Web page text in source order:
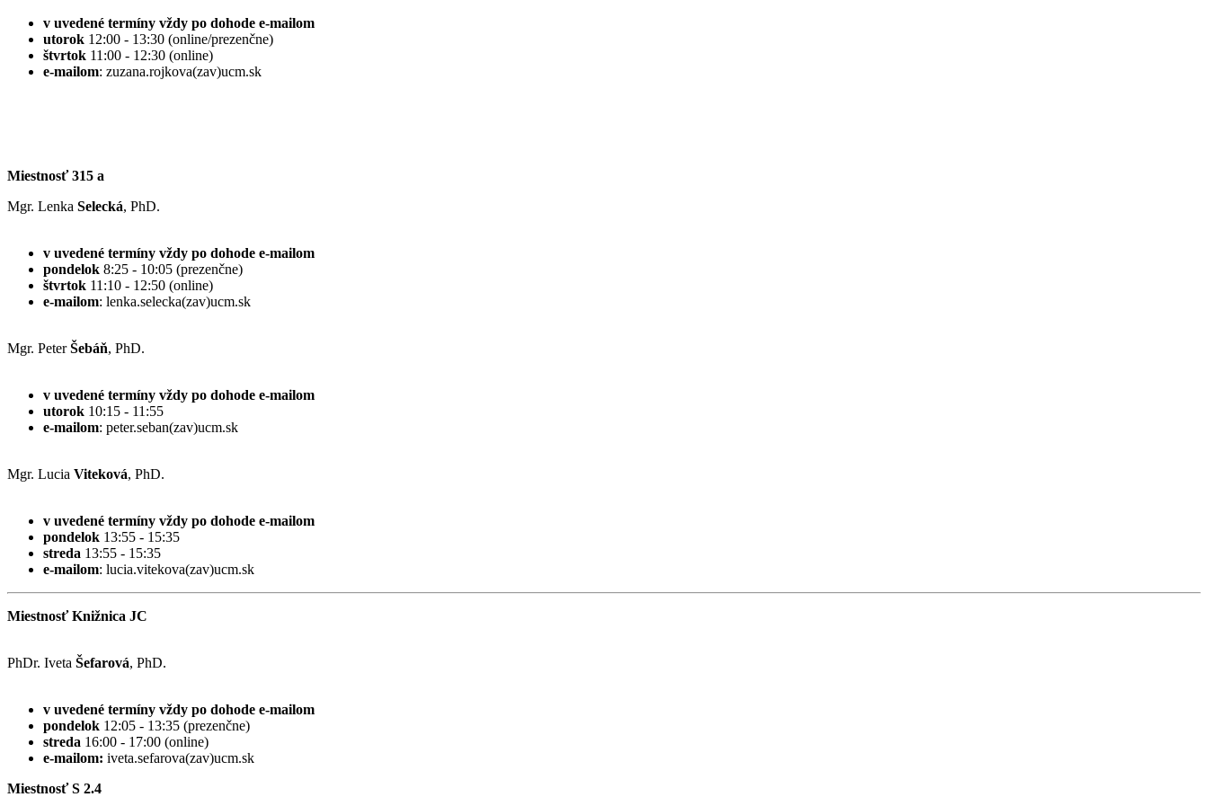
v uvedené termíny vždy po dohode e-mailom
utorok 12:00 - 13:30 (online/prezenčne)
štvrtok 11:00 - 12:30 (online)
e-mailom: zuzana.rojkova(zav)ucm.sk
Miestnosť 315 a
Mgr. Lenka Selecká, PhD.
v uvedené termíny vždy po dohode e-mailom
pondelok 8:25 - 10:05 (prezenčne)
štvrtok 11:10 - 12:50 (online)
e-mailom: lenka.selecka(zav)ucm.sk
Mgr. PeterŠebáň, PhD.
v uvedené termíny vždy po dohode e-mailom
utorok 10:15 - 11:55
e-mailom: peter.seban(zav)ucm.sk
Mgr. Lucia Viteková, PhD.
v uvedené termíny vždy po dohode e-mailom
pondelok 13:55 - 15:35
streda 13:55 - 15:35
e-mailom: lucia.vitekova(zav)ucm.sk
Miestnosť Knižnica JC
PhDr. Iveta Šefarová, PhD.
v uvedené termíny vždy po dohode e-mailom
pondelok 12:05 - 13:35 (prezenčne)
streda 16:00 - 17:00 (online)
e-mailom: iveta.sefarova(zav)ucm.sk
Miestnosť S 2.4